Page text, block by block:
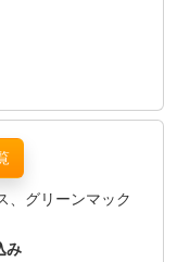
、グリーンマック
み